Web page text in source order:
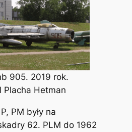
905. 2019 rok.
Placha Hetman
PM były na
62. PLM do 1962